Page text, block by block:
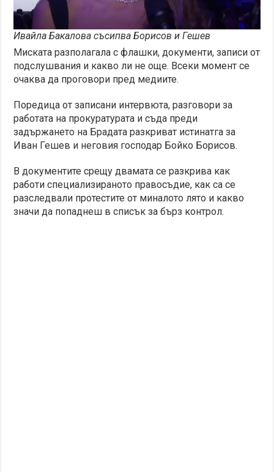
Ивайла Бакалова съсипва Борисов и Гешев
Миската разполагала с флашки, документи, записи от
подслушвания и какво ли не още. Всеки момент се
очаква да проговори пред медиите.
Поредица от записани интервюта, разговори за
работата на прокуратурата и съда преди
задържането на Брадата разкриват истинатга за
Иван Гешев и неговия господар Бойко Борисов.
В документите срещу двамата се разкрива как
работи специализираното правосъдие, как са се
разследвали протестите от миналото лято и какво
значи да попаднеш в списък за бърз контрол.